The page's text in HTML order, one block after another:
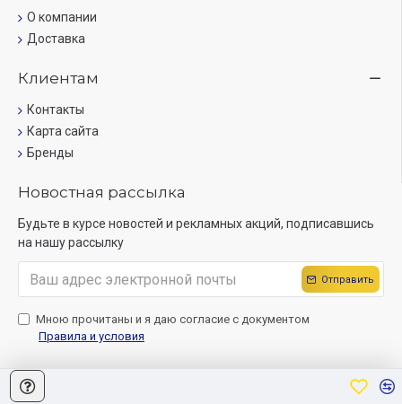
О компании
Доставка
Клиентам
Контакты
Карта сайта
Бренды
Новостная рассылка
Будьте в курсе новостей и рекламных акций, подписавшись
на нашу рассылку
Отправить
Мною прочитаны и я даю согласие с документом
Правила и условия